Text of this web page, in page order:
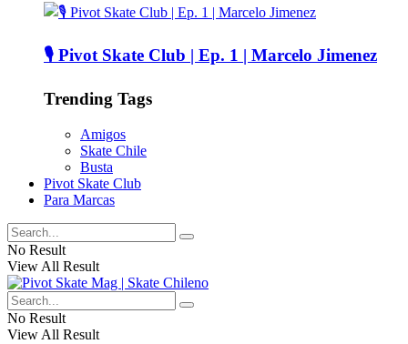
🎙️ Pivot Skate Club | Ep. 1 | Marcelo Jimenez
Trending Tags
Amigos
Skate Chile
Busta
Pivot Skate Club
Para Marcas
No Result
View All Result
No Result
View All Result